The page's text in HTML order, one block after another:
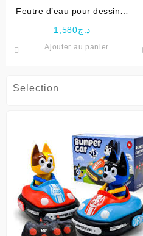
Selection
Feutre d’eau pour dessiner
د.ج1,580
Ajouter au panier